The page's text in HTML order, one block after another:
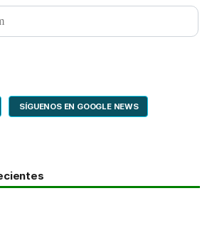
SÍGUENOS EN GOOGLE NEWS